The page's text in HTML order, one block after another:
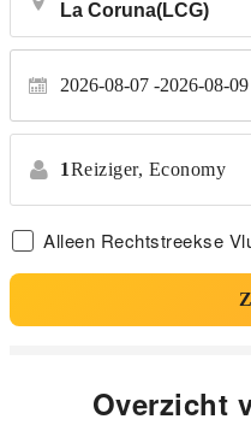
2026-08-07 2026-08-09
1Reiziger, Economy
Alleen Rechtstreekse
Overzicht